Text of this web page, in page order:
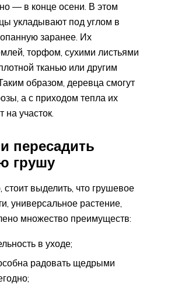
— в конце осени. В этом
укладывают под углом в
заранее. Их
торфом, сухими листьями
тканью или другим
образом, деревца смогут
а с приходом тепла их
на участок.
пересадить
грушу
стоит выделить, что грушевое
универсальное растение,
множество преимуществ:
в уходе;
радовать щедрыми